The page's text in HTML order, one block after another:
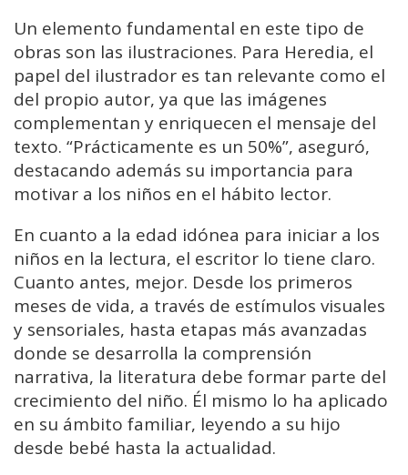
Un elemento fundamental en este tipo de
obras son las ilustraciones. Para Heredia, el
papel del ilustrador es tan relevante como el
del propio autor, ya que las imágenes
complementan y enriquecen el mensaje del
texto. “Prácticamente es un 50%”, aseguró,
destacando además su importancia para
motivar a los niños en el hábito lector.
En cuanto a la edad idónea para iniciar a los
niños en la lectura, el escritor lo tiene claro.
Cuanto antes, mejor. Desde los primeros
meses de vida, a través de estímulos visuales
y sensoriales, hasta etapas más avanzadas
donde se desarrolla la comprensión
narrativa, la literatura debe formar parte del
crecimiento del niño. Él mismo lo ha aplicado
en su ámbito familiar, leyendo a su hijo
desde bebé hasta la actualidad.